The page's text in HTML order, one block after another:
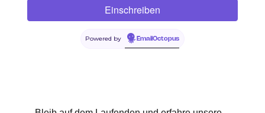
Powered by EmailOctopus